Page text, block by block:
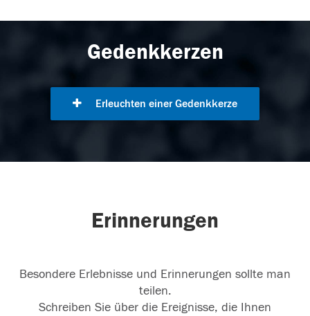
Gedenkkerzen
Erleuchten einer Gedenkkerze
Erinnerungen
Besondere Erlebnisse und Erinnerungen sollte man
teilen.
Schreiben Sie über die Ereignisse, die Ihnen